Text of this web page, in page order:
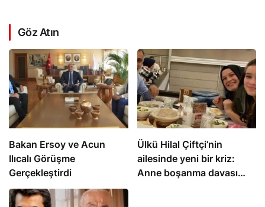
Göz Atın
Bakan Ersoy ve Acun
Ilıcalı Görüşme
Gerçekleştirdi
Ülkü Hilal Çiftçi’nin
ailesinde yeni bir kriz:
Anne boşanma davası